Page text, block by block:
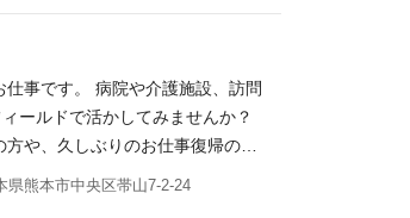
長期休暇中の支援を行いま
特性に合わせた支援・指導を行
りがいのある仕事です。 必須条
待ちしています！ ・児童指導
長に喜びを感じたい方 ・保護
に興味がある方
これからの時代に必要な力を育
クのある方も、先輩職員が業務
職を含めてチームで共有しなが
迎！／ 「どんな雰囲気なんだろ
にもできるか見てみたい」 そん
れなどを見てから応募を検討い
ティングや情報共有を行ってい
価の視点 ・保護者との情報共有
行えるため、一人で悩みを抱え
をテーマに、STEAM教育を取
たちが楽しみながら学べる環境
フがいるため、学びながら支援
レクリエーションの引率 ・保護
】 一人ひとりの特性や発達段階
できた！」を増やしていくお仕
、この仕事の大きな魅力です。
者や他の専門職と連携しながら
福祉」をテーマに、STEAM教
事です。 病院や介護施設、訪問
ールドで活かしてみませんか？
や、久しぶりのお仕事復帰の方
◎ 理学療法士として培ってきた
主な業務内容】 ・子ども一人ひ
県熊本市中央区帯山7-2-24